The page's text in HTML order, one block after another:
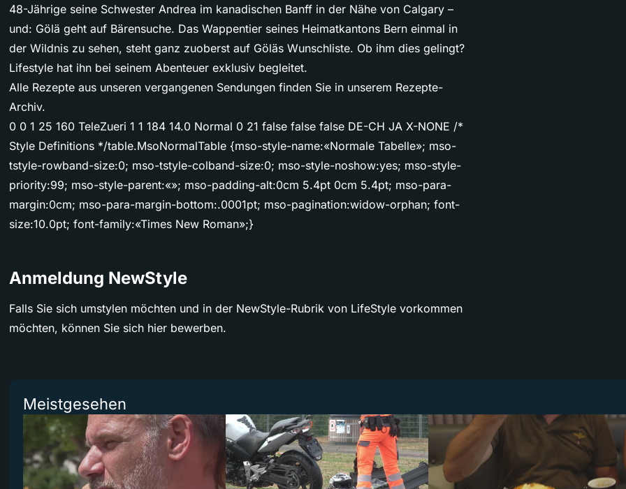
48-Jährige seine Schwester Andrea im kanadischen Banff in der Nähe von Calgary –
und: Gölä geht auf Bärensuche. Das Wappentier seines Heimatkantons Bern einmal in
der Wildnis zu sehen, steht ganz zuoberst auf Göläs Wunschliste. Ob ihm dies gelingt?
Lifestyle hat ihn bei seinem Abenteuer exklusiv begleitet.
Alle Rezepte aus unseren vergangenen Sendungen finden Sie in unserem Rezepte-
Archiv.
0 0 1 25 160 TeleZueri 1 1 184 14.0 Normal 0 21 false false false DE-CH JA X-NONE /*
Style Definitions */table.MsoNormalTable {mso-style-name:«Normale Tabelle»; mso-
tstyle-rowband-size:0; mso-tstyle-colband-size:0; mso-style-noshow:yes; mso-style-
priority:99; mso-style-parent:«»; mso-padding-alt:0cm 5.4pt 0cm 5.4pt; mso-para-
margin:0cm; mso-para-margin-bottom:.0001pt; mso-pagination:widow-orphan; font-
size:10.0pt; font-family:«Times New Roman»;}
Anmeldung NewStyle
Falls Sie sich umstylen möchten und in der NewStyle-Rubrik von LifeStyle vorkommen
möchten, können Sie sich hier bewerben.
Meistgesehen